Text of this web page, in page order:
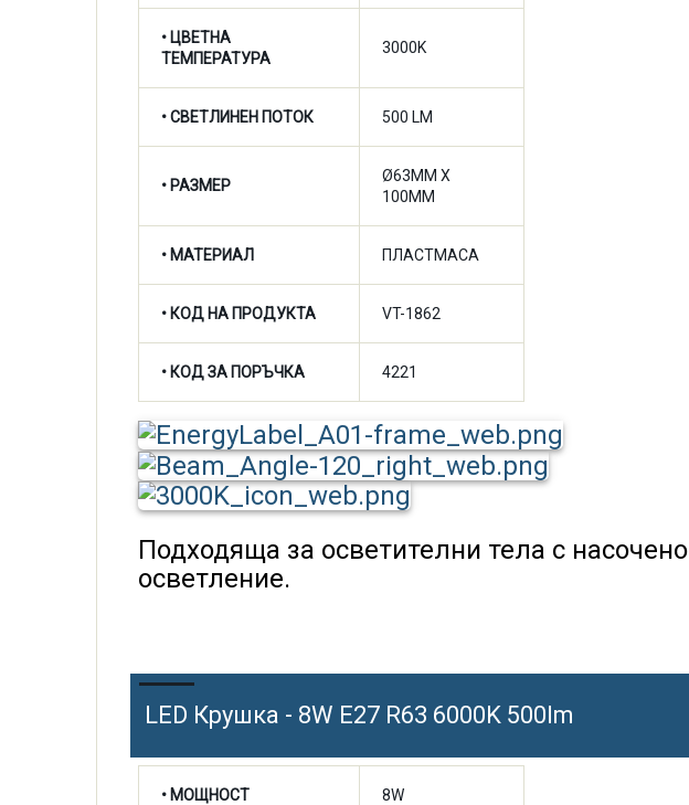
• ЦВЕТНА
ТЕМПЕРАТУРА
3000K
•СВЕТЛИНЕН ПОТОК 500 LM
• РАЗМЕР
Ø63MM X
100MM
• МАТЕРИАЛ ПЛАСТМАСА
• КОД НА ПРОДУКТА VT-1862
• КОД ЗА ПОРЪЧКА 4221
Подходяща за осветителни тела с насочено
осветление.
LED Крушка - 8W E27 R63 6000K 500lm
• МОЩНОСТ 8W